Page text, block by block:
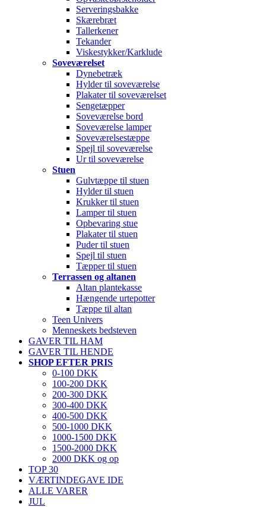
Serveringsbakke
Skærebræt
Tallerkener
Tekander
Viskestykker/Karklude
Soveværelset
Dynebetræk
Hylder til soveværelse
Plakater til soveværelset
Sengetæpper
Soveværelse bord
Soveværelse lamper
Soveværelsestæppe
Spejl til soveværelse
Ur til soveværelse
Stuen
Gulvtæppe til stuen
Hylder til stuen
Krukker til stuen
Lamper til stuen
Opbevaring stue
Plakater til stuen
Puder til stuen
Spejl til stuen
Tæpper til stuen
Terrassen og altanen
Altan plantekasse
Hængende urtepotter
Tæppe til altan
Teen Univers
Menneskets bedsteven
GAVER TIL HAM
GAVER TIL HENDE
SHOP EFTER PRIS
0-100 DKK
100-200 DKK
200-300 DKK
300-400 DKK
400-500 DKK
500-1000 DKK
1000-1500 DKK
1500-2000 DKK
2000 DKK og op
TOP 30
VÆRTINDEGAVE IDE
ALLE VARER
JUL